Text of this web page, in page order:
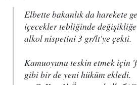
Elbette bakanlık da harekete
içecekler tebliğinde
alkol nispetini 3 gr/lt'ye çekti.
Kamuoyunu teskin etmek için
gibi bir de yeni hüküm ekledi.